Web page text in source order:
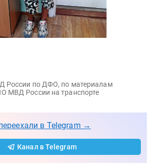
России по ДФО, по материалам
МВД России на транспорте
в Telegram →
Канал в Telegram